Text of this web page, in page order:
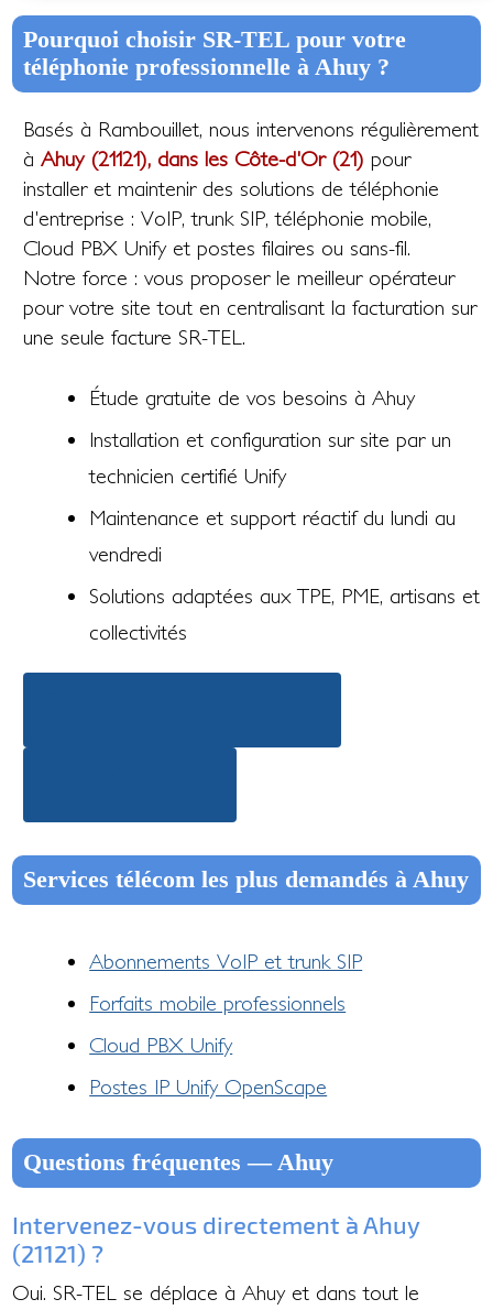
Pourquoi choisir SR-TEL pour votre
téléphonie professionnelle à Ahuy ?
Basés à Rambouillet, nous intervenons régulièrement
àAhuy (21121), dans les Côte-d'Or (21) pour
installer et maintenir des solutions de téléphonie
d'entreprise : VoIP, trunk SIP, téléphonie mobile,
Cloud PBX Unify et postes filaires ou sans-fil.
Notre force : vous proposer le meilleur opérateur
pour votre site tout en centralisant la facturation sur
une seule facture SR-TEL.
Étude gratuite de vos besoins à Ahuy
Installation et configuration sur site par un
technicien certifié Unify
Maintenance et support réactif du lundi au
vendredi
Solutions adaptées aux TPE, PME, artisans et
collectivités
Services télécom les plus demandés à Ahuy
Abonnements VoIP et trunk SIP
Forfaits mobile professionnels
Cloud PBX Unify
Postes IP Unify OpenScape
Questions fréquentes — Ahuy
Intervenez-vous directement à Ahuy
(21121) ?
Oui. SR-TEL se déplace à Ahuy et dans tout le